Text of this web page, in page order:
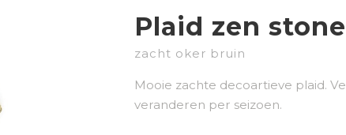
Plaid zen stone
zacht oker bruin
Mooie zachte decoartieve plaid.
veranderen per seizoen.